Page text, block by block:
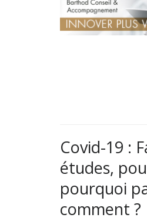
Covid-19 :
études,
pourquoi
comment ?